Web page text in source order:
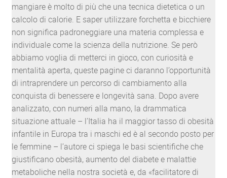
mangiare è molto di più che una tecnica dietetica o un
calcolo di calorie. E saper utilizzare forchetta e bicchiere
non significa padroneggiare una materia complessa e
individuale come la scienza della nutrizione. Se però
abbiamo voglia di metterci in gioco, con curiosità e
mentalità aperta, queste pagine ci daranno l’opportunità
di intraprendere un percorso di cambiamento alla
conquista di benessere e longevità sana. Dopo avere
analizzato, con numeri alla mano, la drammatica
situazione attuale – l’Italia ha il maggior tasso di obesità
infantile in Europa tra i maschi ed è al secondo posto per
le femmine – l’autore ci spiega le basi scientifiche che
giustificano obesità, aumento del diabete e malattie
metaboliche nella nostra società e, da «facilitatore di